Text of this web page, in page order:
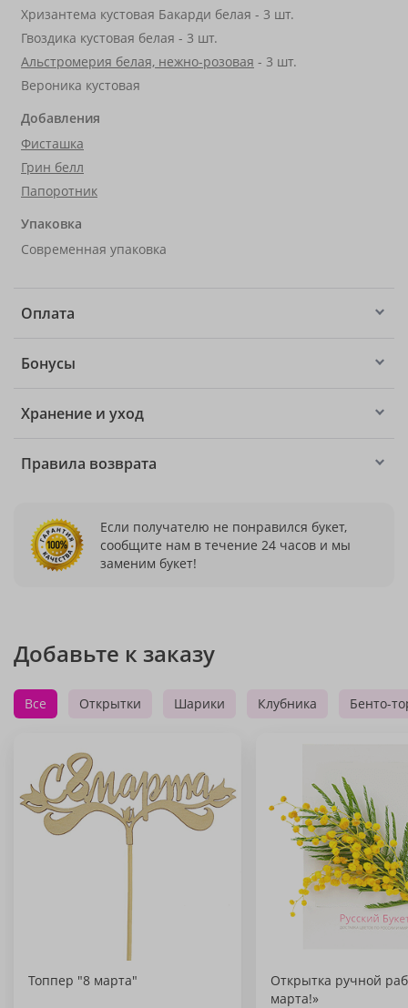
Хризантема кустовая Бакарди белая - 3 шт.
Гвоздика кустовая белая - 3 шт.
Альстромерия белая, нежно-розовая - 3 шт.
Вероника кустовая
Добавления
Фисташка
Грин белл
Папоротник
Упаковка
Современная упаковка
Оплата
Бонусы
Хранение и уход
Правила возврата
Если получателю не понравился букет,
сообщите нам в течение 24 часов и мы
заменим букет!
Добавьте к заказу
Все Открытки Шарики Клубника Бенто-
Топпер "8 марта"
Открытка ручной
марта!»